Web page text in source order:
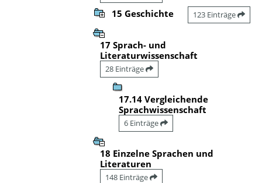
15 Geschichte 123 Einträge
17 Sprach- und
Literaturwissenschaft
28 Einträge
17.14 Vergleichende
Sprachwissenschaft
6 Einträge
18 Einzelne Sprachen und
Literaturen
148 Einträge